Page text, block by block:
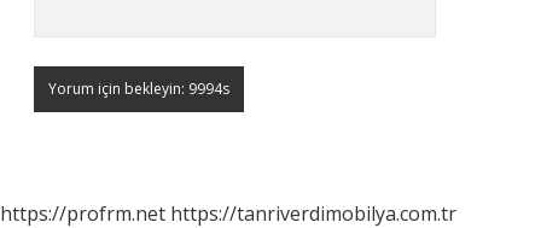
https://profrm.net https://tanriverdimobilya.com.tr